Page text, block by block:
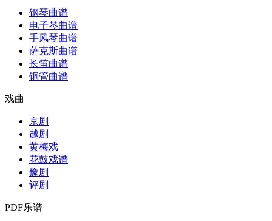
钢琴曲谱
电子琴曲谱
手风琴曲谱
萨克斯曲谱
长笛曲谱
铜管曲谱
戏曲
京剧
越剧
黄梅戏
花鼓戏谱
豫剧
评剧
PDF乐谱